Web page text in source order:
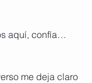
aquí, confía…
me deja claro